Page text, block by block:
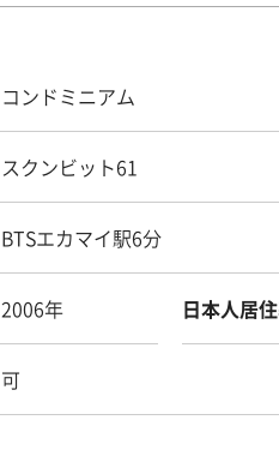
コンドミニアム
スクンビット61
BTSエカマイ駅6分
2006年 日本人居
可